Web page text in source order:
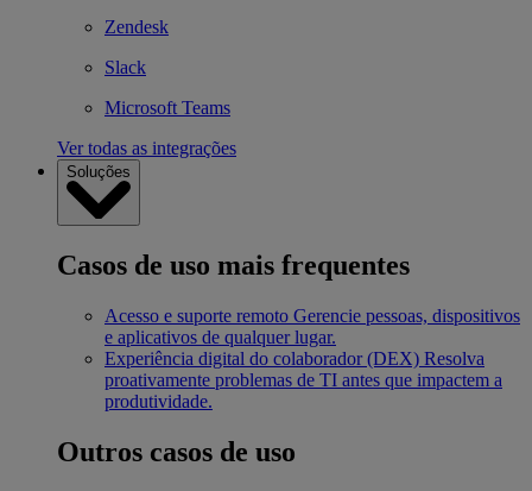
Zendesk
Slack
Microsoft Teams
Ver todas as integrações
Soluções
Casos de uso mais frequentes
Acesso e suporte remoto Gerencie pessoas, dispositivos
e aplicativos de qualquer lugar.
Experiência digital do colaborador (DEX) Resolva
proativamente problemas de TI antes que impactem a
produtividade.
Outros casos de uso